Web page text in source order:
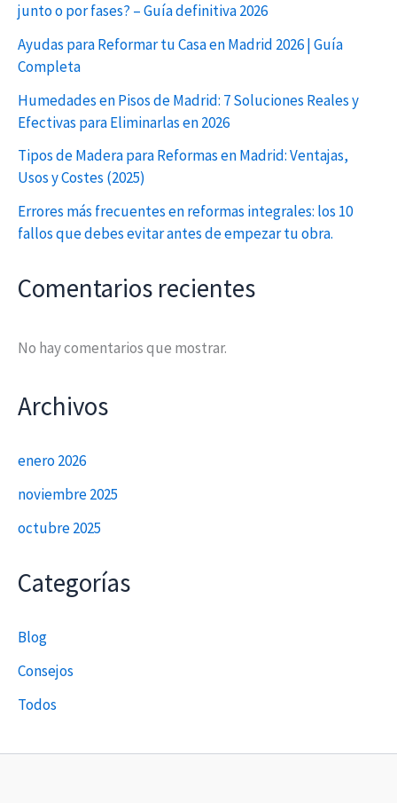
junto o por fases? – Guía definitiva 2026
Ayudas para Reformar tu Casa en Madrid 2026 | Guía
Completa
Humedades en Pisos de Madrid: 7 Soluciones Reales y
Efectivas para Eliminarlas en 2026
Tipos de Madera para Reformas en Madrid: Ventajas,
Usos y Costes (2025)
Errores más frecuentes en reformas integrales: los 10
fallos que debes evitar antes de empezar tu obra.
Comentarios recientes
No hay comentarios que mostrar.
Archivos
enero 2026
noviembre 2025
octubre 2025
Categorías
Blog
Consejos
Todos